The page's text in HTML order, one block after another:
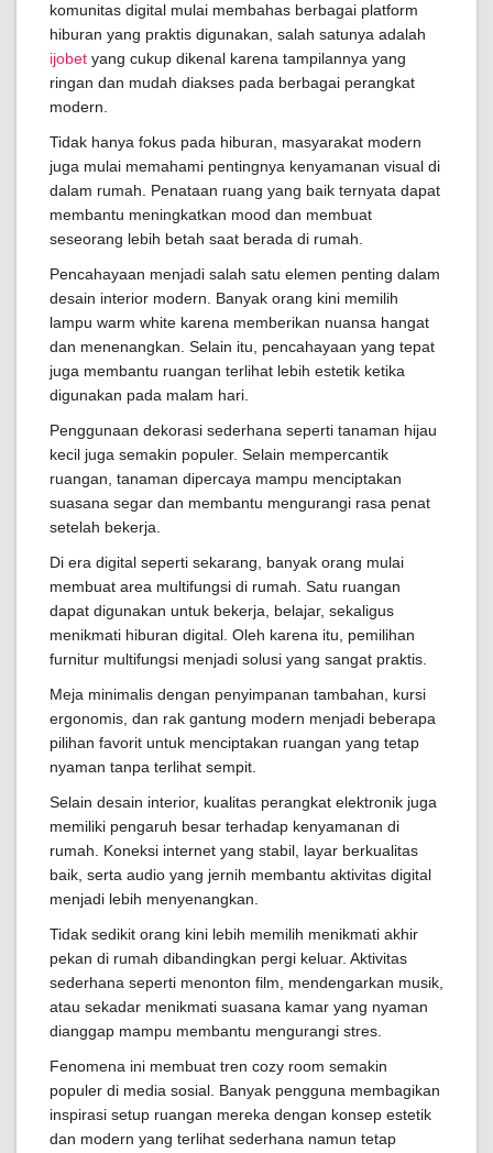
komunitas digital mulai membahas berbagai platform
hiburan yang praktis digunakan, salah satunya adalah
ijobet yang cukup dikenal karena tampilannya yang
ringan dan mudah diakses pada berbagai perangkat
modern.
Tidak hanya fokus pada hiburan, masyarakat modern
juga mulai memahami pentingnya kenyamanan visual di
dalam rumah. Penataan ruang yang baik ternyata dapat
membantu meningkatkan mood dan membuat
seseorang lebih betah saat berada di rumah.
Pencahayaan menjadi salah satu elemen penting dalam
desain interior modern. Banyak orang kini memilih
lampu warm white karena memberikan nuansa hangat
dan menenangkan. Selain itu, pencahayaan yang tepat
juga membantu ruangan terlihat lebih estetik ketika
digunakan pada malam hari.
Penggunaan dekorasi sederhana seperti tanaman hijau
kecil juga semakin populer. Selain mempercantik
ruangan, tanaman dipercaya mampu menciptakan
suasana segar dan membantu mengurangi rasa penat
setelah bekerja.
Di era digital seperti sekarang, banyak orang mulai
membuat area multifungsi di rumah. Satu ruangan
dapat digunakan untuk bekerja, belajar, sekaligus
menikmati hiburan digital. Oleh karena itu, pemilihan
furnitur multifungsi menjadi solusi yang sangat praktis.
Meja minimalis dengan penyimpanan tambahan, kursi
ergonomis, dan rak gantung modern menjadi beberapa
pilihan favorit untuk menciptakan ruangan yang tetap
nyaman tanpa terlihat sempit.
Selain desain interior, kualitas perangkat elektronik juga
memiliki pengaruh besar terhadap kenyamanan di
rumah. Koneksi internet yang stabil, layar berkualitas
baik, serta audio yang jernih membantu aktivitas digital
menjadi lebih menyenangkan.
Tidak sedikit orang kini lebih memilih menikmati akhir
pekan di rumah dibandingkan pergi keluar. Aktivitas
sederhana seperti menonton film, mendengarkan musik,
atau sekadar menikmati suasana kamar yang nyaman
dianggap mampu membantu mengurangi stres.
Fenomena ini membuat tren cozy room semakin
populer di media sosial. Banyak pengguna membagikan
inspirasi setup ruangan mereka dengan konsep estetik
dan modern yang terlihat sederhana namun tetap